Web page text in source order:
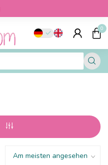
0